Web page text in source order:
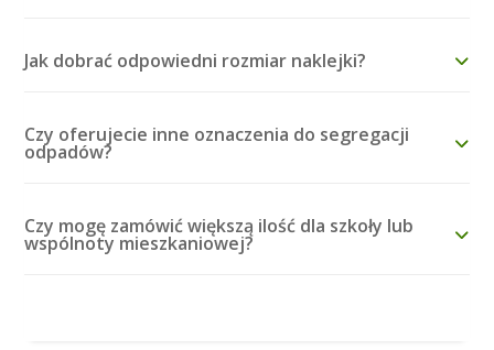
Jak dobrać odpowiedni rozmiar naklejki?
Czy oferujecie inne oznaczenia do segregacji
odpadów?
Czy mogę zamówić większą ilość dla szkoły lub
wspólnoty mieszkaniowej?